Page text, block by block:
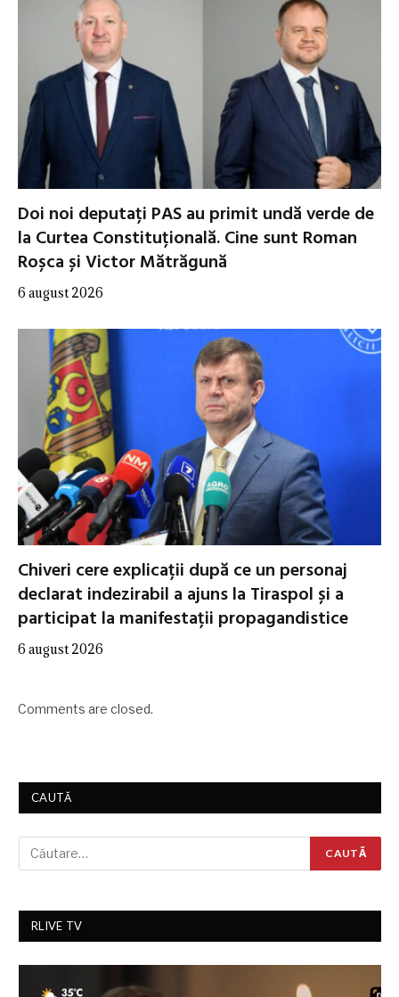
Doi noi deputați PAS au primit undă verde de
la Curtea Constituțională. Cine sunt Roman
Roșca și Victor Mătrăgună
6 august 2026
Chiveri cere explicații după ce un personaj
declarat indezirabil a ajuns la Tiraspol și a
participat la manifestații propagandistice
6 august 2026
Comments are closed.
CAUTĂ
RLIVE TV